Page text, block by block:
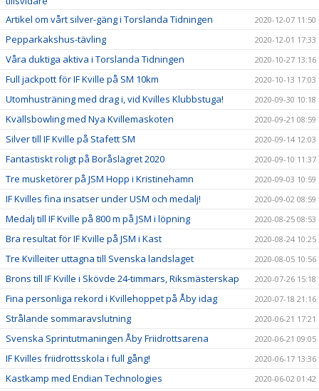
Artikel om vårt silver-gäng i Torslanda Tidningen
2020-12-07 11:50
Pepparkakshus-tävling 2020-12-01 17:33
Våra duktiga aktiva i Torslanda Tidningen 2020-10-27 13:16
Full jackpott för IF Kville på SM 10km 2020-10-13 17:03
Utomhusträning med drag i, vid Kvilles Klubbstuga! 2020-09-30 10:18
Kvällsbowling med Nya Kvillemaskoten 2020-09-21 08:59
Silver till IF Kville på Stafett SM 2020-09-14 12:03
Fantastiskt roligt på Boråslägret 2020 2020-09-10 11:37
Tre musketörer på JSM Hopp i Kristinehamn 2020-09-03 10:59
IF Kvilles fina insatser under USM och medalj! 2020-09-02 08:59
Medalj till IF Kville på 800 m på JSM i löpning 2020-08-25 08:53
Bra resultat för IF Kville på JSM i Kast 2020-08-24 10:25
Tre Kvilleiter uttagna till Svenska landslaget 2020-08-05 10:56
Brons till IF Kville i Skövde 24-timmars, Riksmästerskap 2020-07-26 15:18
Fina personliga rekord i Kvillehoppet på Åby idag 2020-07-18 21:16
Strålande sommaravslutning 2020-06-21 17:21
Svenska Sprintutmaningen Åby Friidrottsarena 2020-06-21 09:05
IF Kvilles friidrottsskola i full gång! 2020-06-17 13:36
Kastkamp med Endian Technologies 2020-06-02 01:42